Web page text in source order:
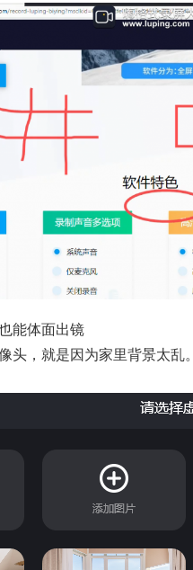
能体面出镜
头，就是因为家里背景太